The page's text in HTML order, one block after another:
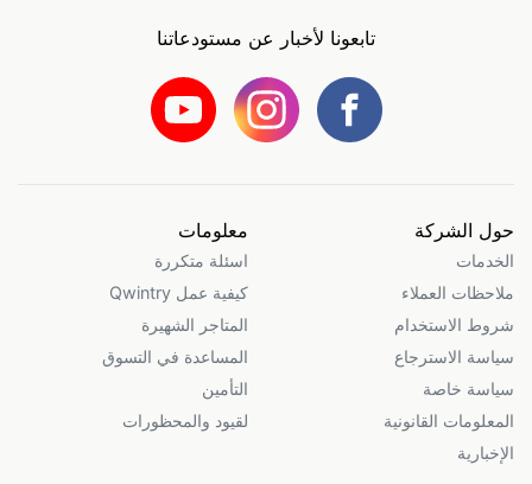
تابعونا لأخبار عن مستودعاتنا
حول الشركة
الخدمات
ملاحظات العملاء
شروط الاستخدام
سياسة الاسترجاع
سياسة خاصة
المعلومات القانونية
الإخبارية
معلومات
اسئلة متكررة
كيفية عمل Qwintry
المتاجر الشهيرة
المساعدة في التسوق
التأمين
لقيود والمحظورات